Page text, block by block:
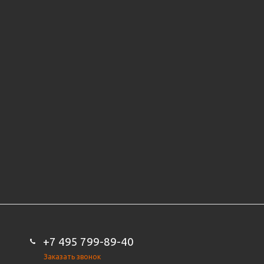
+7 495 799-89-40
Заказать звонок